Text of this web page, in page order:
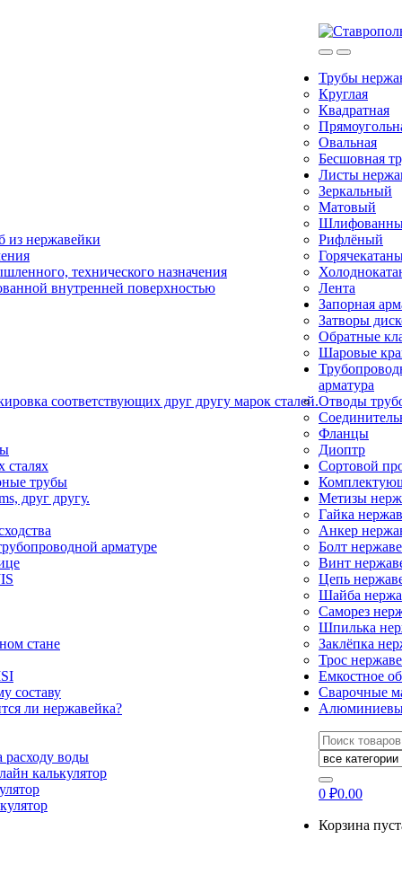
из нержавейки
технического назначения
внутренней поверхностью
соответствующих друг другу марок сталей.
сталях
трубы
друг другу.
арматуре
стане
составу
ли нержавейка?
расходу воды
калькулятор
Трубы
Круглая
Квадратная
Овальная
Бесшовная
Листы
Зеркальный
Матовый
Рифлёный
Лента
Запорная
Затворы
Обратные
Шаровые
арматура
Отводы
Фланцы
Диоптр
Сортовой
Метизы
Гайка
Анкер
Болт
Винт
Цепь
Шайба
Саморез
Шпилька
Заклёпка
Трос
Емкостное
Сварочные
Искать:
0 ₽0.00
Корзина